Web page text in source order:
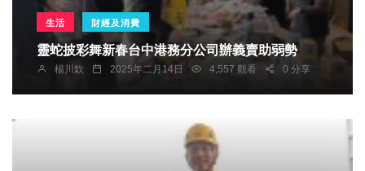
生活 財經及消費
靈蛇披彩舞新春台中港務分公司辦義賣助弱勢
楊川欽 2025年二月14日 4,557 觀看 0 分享